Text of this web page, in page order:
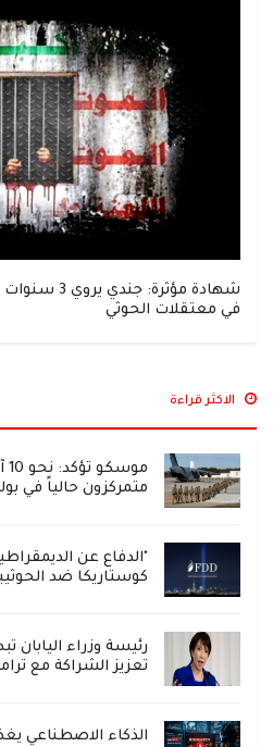
شهادة مؤثرة:
في معتقلات الحوثي
الاكثر قراءة
متمركزون حالياً في
"الدفاع عن
كوستاريكا ضد
رئيسة وزراء اليابان
تعزيز الشراكة مع
الذكاء الاصطناعي